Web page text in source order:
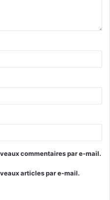
commentaires par e-mail.
articles par e-mail.